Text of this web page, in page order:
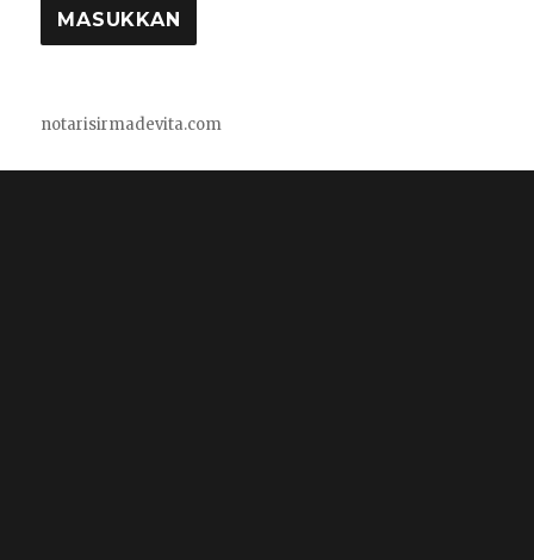
notarisirmadevita.com